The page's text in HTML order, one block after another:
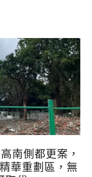
南側都更案，
華重劃區，無